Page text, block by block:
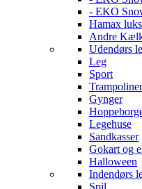
- EKO
Hamax
Andre
Udendørs
Leg
Sport
Trampoliner
Gynger
Legehuse
Sandkasser
Gokart og
Halloween
Indendørs
Spil